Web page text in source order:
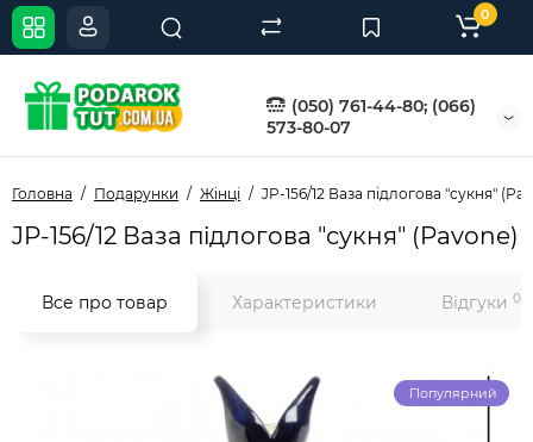
(050) 761-44-80; (066)
573-80-07
0
Головна Подарунки Жінці JP-156/12 Ваза підлогова "сукня"
JP-156/12 Ваза підлогова "сукня" (Pavone)
Все про товар Характеристики Відгуки 0
Популярний